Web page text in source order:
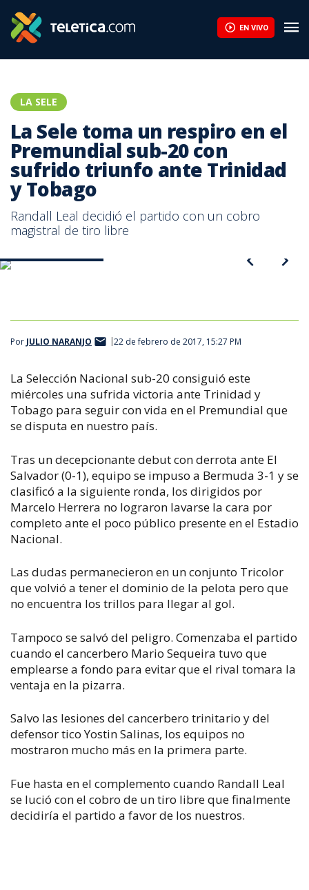
EN VIVO
LA SELE
La Sele toma un respiro en el
Premundial sub-20 con
sufrido triunfo ante Trinidad
y Tobago
Randall Leal decidió el partido con un cobro
magistral de tiro libre
Costarricense de Fútbol.
Por JULIO NARANJO 22 de febrero de 2017, 15:27 PM
La Selección Nacional sub-20 consiguió este
miércoles una sufrida victoria ante Trinidad y
Tobago para seguir con vida en el Premundial que
se disputa en nuestro país.
Tras un decepcionante debut con derrota ante El
Salvador (0-1), equipo se impuso a Bermuda 3-1 y se
clasificó a la siguiente ronda, los dirigidos por
Marcelo Herrera no lograron lavarse la cara por
completo ante el poco público presente en el Estadio
Nacional.
Las dudas permanecieron en un conjunto Tricolor
que volvió a tener el dominio de la pelota pero que
no encuentra los trillos para llegar al gol.
Tampoco se salvó del peligro. Comenzaba el partido
cuando el cancerbero Mario Sequeira tuvo que
emplearse a fondo para evitar que el rival tomara la
ventaja en la pizarra.
Salvo las lesiones del cancerbero trinitario y del
defensor tico Yostin Salinas, los equipos no
mostraron mucho más en la primera parte.
Fue hasta en el complemento cuando Randall Leal
se lució con el cobro de un tiro libre que finalmente
decidiría el partido a favor de los nuestros.